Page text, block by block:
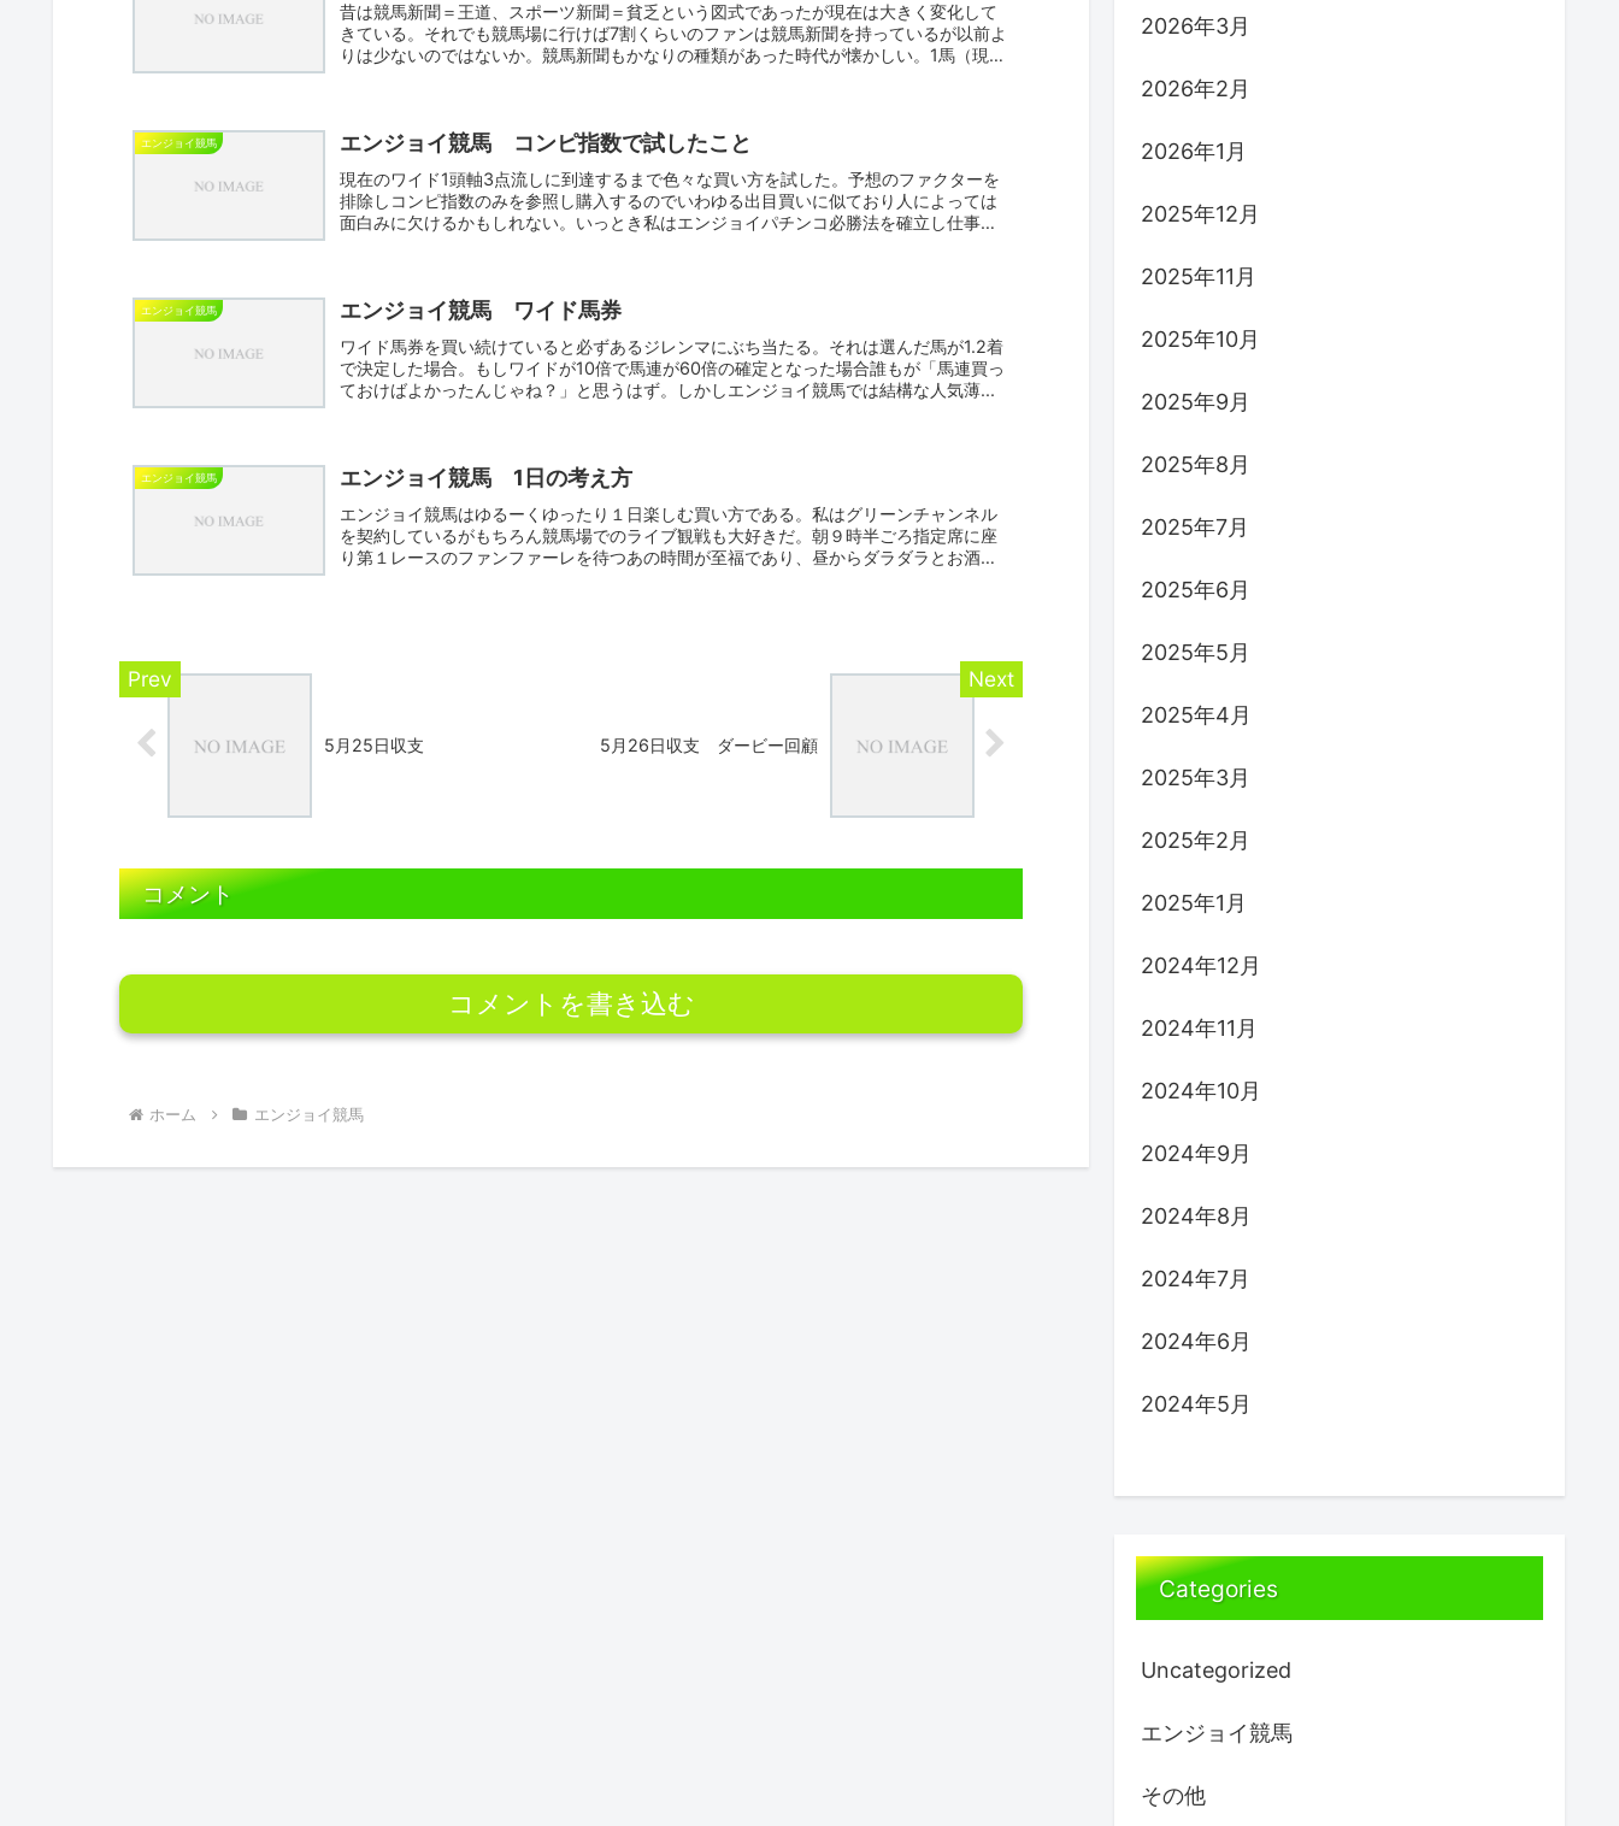
昔は競馬新聞＝王道、スポーツ新聞＝貧乏という図式であったが現在は大きく変化して
きている。それでも競馬場に行けば7割くらいのファンは競馬新聞を持っているが以前よ
りは少ないのではないか。競馬新聞もかなりの種類があった時代が懐かしい。1馬（現在
エンジョイ競馬 エンジョイ競馬 コンピ指数で試したこと
現在のワイド1頭軸3点流しに到達するまで色々な買い方を試した。予想のファクターを
排除しコンピ指数のみを参照し購入するのでいわゆる出目買いに似ており人によっては
面白みに欠けるかもしれない。いっとき私はエンジョイパチンコ必勝法を確立し仕事が
エンジョイ競馬 エンジョイ競馬 ワイド馬券
ワイド馬券を買い続けていると必ずあるジレンマにぶち当たる。それは選んだ馬が1.2着
で決定した場合。もしワイドが10倍で馬連が60倍の確定となった場合誰もが「馬連買っ
ておけばよかったんじゃね？」と思うはず。しかしエンジョイ競馬では結構な人気薄...
エンジョイ競馬 エンジョイ競馬 1日の考え方
エンジョイ競馬はゆるーくゆったり１日楽しむ買い方である。私はグリーンチャンネル
を契約しているがもちろん競馬場でのライブ観戦も大好きだ。朝９時半ごろ指定席に座
り第１レースのファンファーレを待つあの時間が至福であり、昼からダラダラとお酒を
5月25日収支 5月26日収支 ダービー回顧
コメント
コメントを書き込む
ホーム エンジョイ競馬
2026年3月
2026年2月
2026年1月
2025年12月
2025年11月
2025年10月
2025年9月
2025年8月
2025年7月
2025年6月
2025年5月
2025年4月
2025年3月
2025年2月
2025年1月
2024年12月
2024年11月
2024年10月
2024年9月
2024年8月
2024年7月
2024年6月
2024年5月
Categories
Uncategorized
エンジョイ競馬
その他